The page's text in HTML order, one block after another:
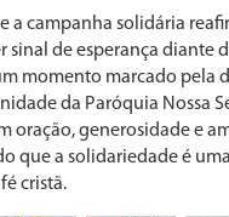
a campanha solidária
sinal de esperança diante
momento marcado pela
da Paróquia Nossa
oração, generosidade e
que a solidariedade é
cristã.